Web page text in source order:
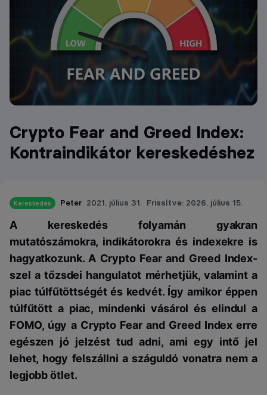
Crypto Fear and Greed Index:
Kontraindikátor kereskedéshez
Kereskedés Peter 2021. július 31. Frissítve: 2026. július 15.
A kereskedés folyamán gyakran
mutatószámokra, indikátorokra és indexekre is
hagyatkozunk. A Crypto Fear and Greed Index-
szel a tőzsdei hangulatot mérhetjük, valamint a
piac túlfűtöttségét és kedvét. Így amikor éppen
túlfűtött a piac, mindenki vásárol és elindul a
FOMO, úgy a Crypto Fear and Greed Index erre
egészen jó jelzést tud adni, ami egy intő jel
lehet, hogy felszállni a száguldó vonatra nem a
legjobb ötlet.